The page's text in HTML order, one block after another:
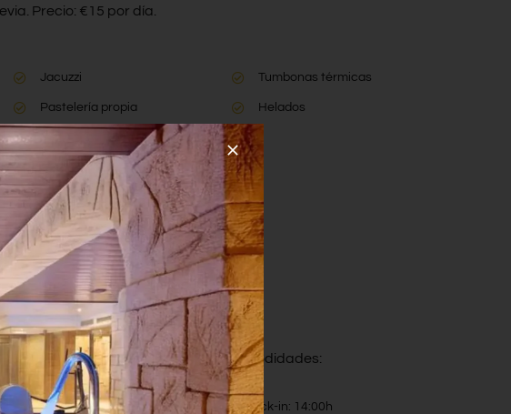
Precio: €15 por día.
Jacuzzi
Pastelería propia
Tumbonas térmicas
Helados
cuenta con las más exigentes comodidades:
Check-in: 14:00h